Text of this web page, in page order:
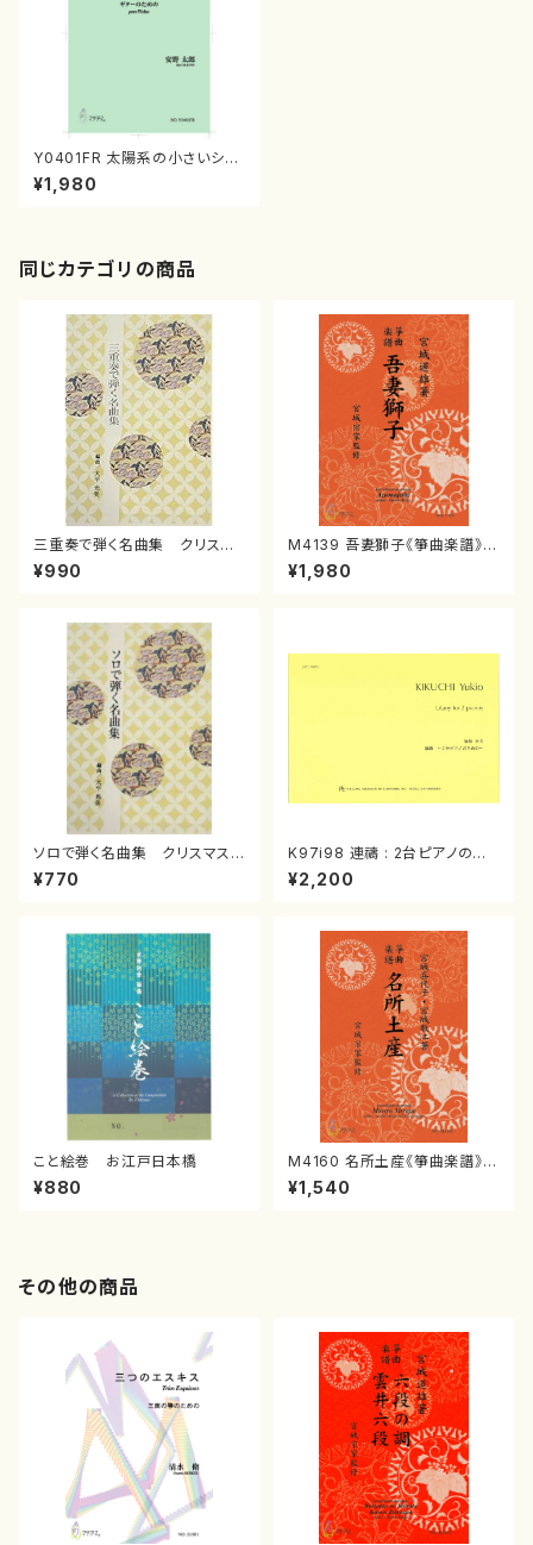
Y0401FR 太陽系の小さいショ
ーロ（ギターソロ/安野太郎/楽
譜）
¥1,980
同じカテゴリの商品
三重奏で弾く名曲集 クリスマ
スメドレー( 箏2/大平光美 編
曲/楽譜）
¥990
M4139 吾妻獅子《箏曲楽譜》
（箏/宮城道雄著・宮城宗家監修/
箏曲古典楽譜）
¥1,980
ソロで弾く名曲集 クリスマス・
イブ／恋人がサンタクロース(
箏独奏 /大平光美 編曲/楽
¥770
K97i98 連禱 : 2台ピアノのた
めの（2 Pianos / 菊池 幸夫 /
楽譜）
¥2,200
こと絵巻 お江戸日本橋
¥880
M4160 名所土産《箏曲楽譜》
（箏/宮城喜代子・宮城数江著・
宮城宗家監修/箏曲古典楽譜）
¥1,540
その他の商品